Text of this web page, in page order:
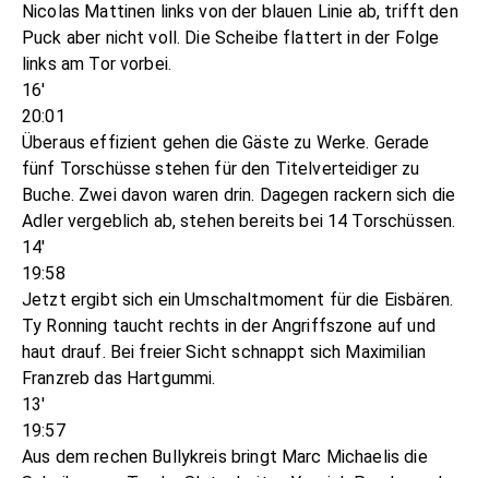
Nicolas Mattinen links von der blauen Linie ab, trifft den
Puck aber nicht voll. Die Scheibe flattert in der Folge
links am Tor vorbei.
16'
20:01
Überaus effizient gehen die Gäste zu Werke. Gerade
fünf Torschüsse stehen für den Titelverteidiger zu
Buche. Zwei davon waren drin. Dagegen rackern sich die
Adler vergeblich ab, stehen bereits bei 14 Torschüssen.
14'
19:58
Jetzt ergibt sich ein Umschaltmoment für die Eisbären.
Ty Ronning taucht rechts in der Angriffszone auf und
haut drauf. Bei freier Sicht schnappt sich Maximilian
Franzreb das Hartgummi.
13'
19:57
Aus dem rechen Bullykreis bringt Marc Michaelis die